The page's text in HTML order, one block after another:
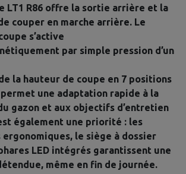
LT1 R86 offre la sortie arrière et la
couper en marche arrière. Le
s’active
par simple pression d’un
la hauteur de coupe en 7 positions
permet une adaptation rapide à la
gazon et aux objectifs d’entretien
également une priorité : les
ergonomiques, le siège à dossier
LED intégrés garantissent une
même en fin de journée.